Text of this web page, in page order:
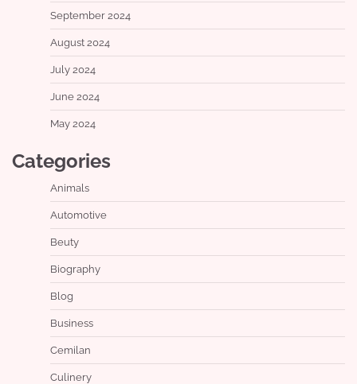
September 2024
August 2024
July 2024
June 2024
May 2024
Categories
Animals
Automotive
Beuty
Biography
Blog
Business
Cemilan
Culinery